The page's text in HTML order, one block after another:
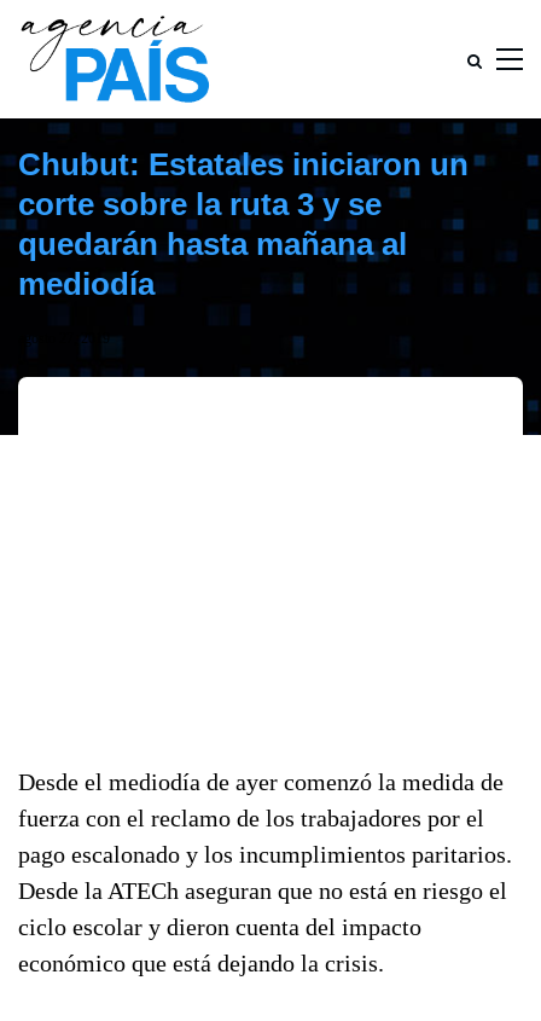
Chubut: Estatales iniciaron un
corte sobre la ruta 3 y se
quedarán hasta mañana al
mediodía
agosto 27, 2019
Desde el mediodía de ayer comenzó la medida de
fuerza con el reclamo de los trabajadores por el
pago escalonado y los incumplimientos paritarios.
Desde la ATECh aseguran que no está en riesgo el
ciclo escolar y dieron cuenta del impacto
económico que está dejando la crisis.